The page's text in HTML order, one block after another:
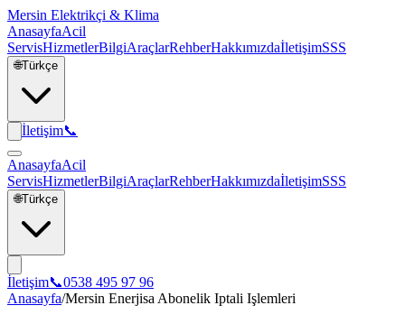
Mersin Elektrikçi & Klima
AnasayfaAcil
ServisHizmetlerBilgiAraçlarRehberHakkımızdaİletişimSSS
🌐Türkçe
İletişim📞
AnasayfaAcil
ServisHizmetlerBilgiAraçlarRehberHakkımızdaİletişimSSS
🌐Türkçe
İletişim📞0538 495 97 96
Anasayfa/Mersin Enerjisa Abonelik Iptali Işlemleri